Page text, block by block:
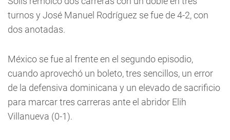
turnos y José Manuel Rodríguez se fue de 4-2, con
dos anotadas.
México se fue al frente en el segundo episodio,
cuando aprovechó un boleto, tres sencillos, un error
de la defensiva dominicana y un elevado de sacrificio
para marcar tres carreras ante el abridor Elih
Villanueva (0-1).